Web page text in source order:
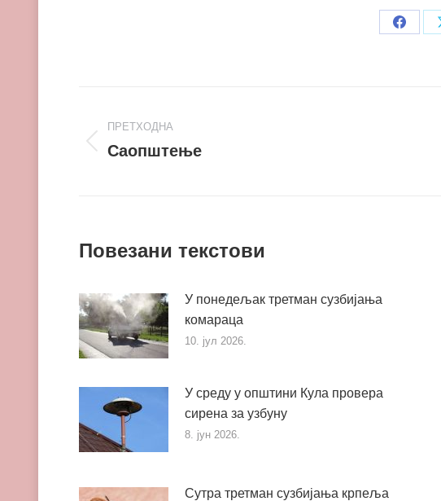
Share
navigation
ПРЕТХОДНА
Претходни
Саопштење
Повезани текстови
У понедељак третман сузбијања
комараца
10. јул 2026.
У среду у општини Кула провера
сирена за узбуну
8. јун 2026.
Сутра третман сузбијања крпеља